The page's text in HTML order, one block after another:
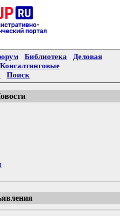
Библиотека
Деловая
Консалтинговые
Поиск